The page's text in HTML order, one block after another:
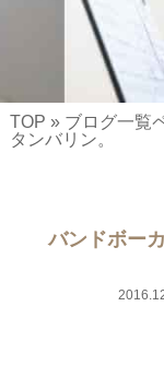
TOP » ブログ一覧
タンバリン。
バンドボー